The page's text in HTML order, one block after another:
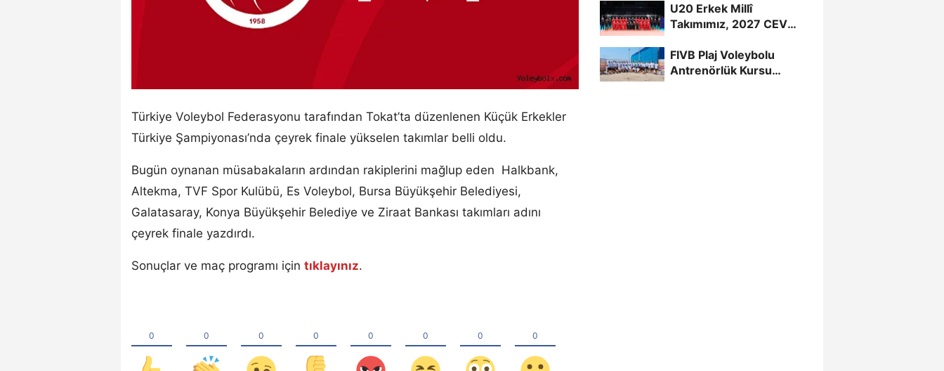
Türkiye Voleybol Federasyonu tarafından Tokat’ta düzenlenen Küçük Erkekler
Türkiye Şampiyonası’nda çeyrek finale yükselen takımlar belli oldu.
Bugün oynanan müsabakaların ardından rakiplerini mağlup eden Halkbank,
Altekma, TVF Spor Kulübü, Es Voleybol, Bursa Büyükşehir Belediyesi,
Galatasaray, Konya Büyükşehir Belediye ve Ziraat Bankası takımları adını
çeyrek finale yazdırdı.
Sonuçlar ve maç programı için tıklayınız.
U20 Erkek Millî
Takımımız, 2027 CEV
Şampiyonası...
FIVB Plaj Voleybolu
Antrenörlük Kursu